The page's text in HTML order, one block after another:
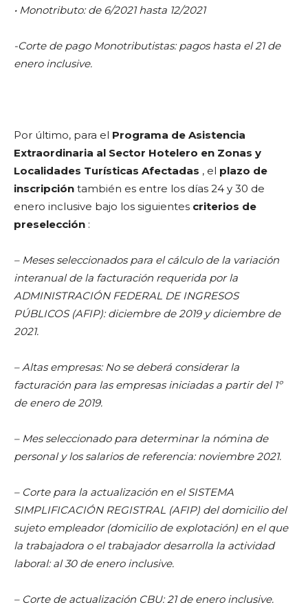
• Monotributo: de 6/2021 hasta 12/2021
-Corte de pago Monotributistas: pagos hasta el 21 de
enero inclusive.
Por último, para el Programa de Asistencia
Extraordinaria al Sector Hotelero en Zonas y
Localidades Turísticas Afectadas , el plazo de
inscripción también es entre los días 24 y 30 de
enero inclusive bajo los siguientes criterios de
preselección :
– Meses seleccionados para el cálculo de la variación
interanual de la facturación requerida por la
ADMINISTRACIÓN FEDERAL DE INGRESOS
PÚBLICOS (AFIP): diciembre de 2019 y diciembre de
2021.
– Altas empresas: No se deberá considerar la
facturación para las empresas iniciadas a partir del 1º
de enero de 2019.
– Mes seleccionado para determinar la nómina de
personal y los salarios de referencia: noviembre 2021.
– Corte para la actualización en el SISTEMA
SIMPLIFICACIÓN REGISTRAL (AFIP) del domicilio del
sujeto empleador (domicilio de explotación) en el que
la trabajadora o el trabajador desarrolla la actividad
laboral: al 30 de enero inclusive.
– Corte de actualización CBU: 21 de enero inclusive.